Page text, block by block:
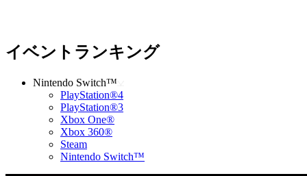
イベントランキング
Nintendo Switch™
PlayStation®4
PlayStation®3
Xbox One®
Xbox 360®
Steam
Nintendo Switch™